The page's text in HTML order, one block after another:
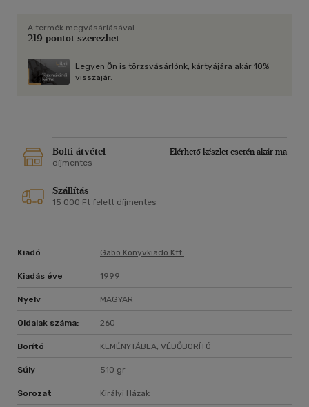
Viktória királynő férjéről, Albertről szól.
A termék megvásárlásával
219 pontot szerezhet
Legyen Ön is törzsvásárlónk, kártyájára akár 10%
visszajár.
Bolti átvétel
Elérhető készlet esetén akár ma
díjmentes
Szállítás
15 000 Ft felett díjmentes
Kiadó Gabo Könyvkiadó Kft.
Kiadás éve 1999
Nyelv MAGYAR
Oldalak száma: 260
Borító KEMÉNYTÁBLA, VÉDŐBORÍTÓ
Súly 510 gr
Sorozat Királyi Házak